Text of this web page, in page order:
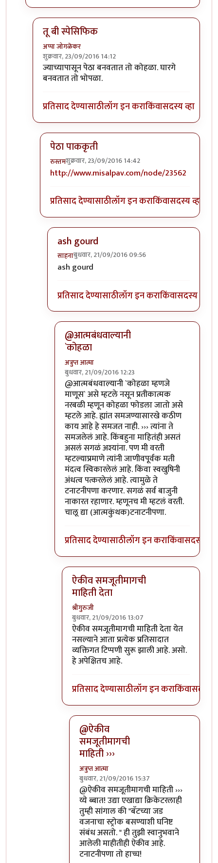
तू बी स्पेसिफिक
अप्पा जोगळेकर
शुक्रवार, 23/09/2016 14:12
In reply toतांबडा भोपळा टू बी स्पेसिफिक.by
ज्याच्यापासून पेठा बनवतात तो कोहळा. घारगे
बनवतात तो भोपळा.
प्रतिसाद देण्यासाठीलॉग इन कराकिंवासदस्य व्हा
पेठा पाककृती
रुस्तमशुक्रवार, 23/09/2016 14:42
In reply toतू बी स्पेसिफिकbyअप्पा जोगळेकर
http://www.misalpav.com/node/23562
प्रतिसाद देण्यासाठीलॉग इन कराकिंवासदस्य व्हा
ash gourd
साहनाबुधवार, 21/09/2016 09:56
In reply to
ash gourd
प्रतिसाद देण्यासाठीलॉग इन कराकिंवासदस्य व्हा
@आत्मबंधवाल्यानी
`कोहळा
अत्रुप्त आत्मा
बुधवार, 21/09/2016 12:23
In reply toआत्मबंधवाल्यानी `कोहळा म्हणजे
@आत्मबंधवाल्यानी `कोहळा म्हणजे
माणूस` असे म्हटले नसून प्रतीकात्मक
नरबळी म्हणून कोहळा फोडला जातो असे
म्हटले आहे. ह्यांत समजण्यासारखे कठीण
काय आहे हे समजत नाही. ››› त्यांना ते
समजलेलं आहे. किंबहुना माहितंही असतं
असलं सगळं अश्यांना. पण मी वरती
म्हटल्याप्रमाणे त्यांनी जाणीवपूर्वक मती
मंदत्व स्विकारलेलं आहे. किंवा स्वखुषिनी
अंधत्व पत्करलेलं आहे. त्यामुळे ते
टनाटनीपणा करणार. सगळं सर्व बाजुनी
नाकारत रहाणार. म्हणूनच मी म्हटलं वरती.
चालू द्या (आत्मकुंथक)टनाटनीपणा.
प्रतिसाद देण्यासाठीलॉग इन कराकिंवासदस्य व्हा
ऐकीव समजूतीमागची
माहिती देता
श्रीगुरुजी
बुधवार, 21/09/2016 13:07
In reply to@आत्मबंधवाल्यानी `कोहळा
ऐकीव समजूतीमागची माहिती देता येत
नसल्याने आता प्रत्येक प्रतिसादात
व्यक्तिगत टिप्पणी सुरू झाली आहे. असो.
हे अपेक्षितच आहे.
प्रतिसाद देण्यासाठीलॉग इन कराकिंवासदस्य
@ऐकीव
समजूतीमागची
माहिती ›››
अत्रुप्त आत्मा
बुधवार, 21/09/2016 15:37
In reply toऐकीव समजूतीमागची माहिती देता
@ऐकीव समजूतीमागची माहिती ›››
य्ये ब्बात! उद्या एखाद्या क्रिकेटरलाही
तुम्ही सांगाल की "बॅटच्या जड
वजनाचा स्ट्रोक बसण्याशी घनिष्ट
संबंध असतो. " ही तुझी स्वानुभवाने
आलेली माहीतीही ऐकीव आहे.
टनाटनीपणा तो हाच्च!